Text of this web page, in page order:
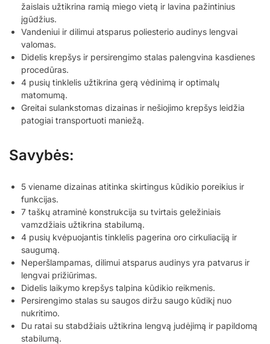
žaislais užtikrina ramią miego vietą ir lavina pažintinius
įgūdžius.
Vandeniui ir dilimui atsparus poliesterio audinys lengvai
valomas.
Didelis krepšys ir persirengimo stalas palengvina kasdienes
procedūras.
4 pusių tinklelis užtikrina gerą vėdinimą ir optimalų
matomumą.
Greitai sulankstomas dizainas ir nešiojimo krepšys leidžia
patogiai transportuoti maniežą.
Savybės:
5 viename dizainas atitinka skirtingus kūdikio poreikius ir
funkcijas.
7 taškų atraminė konstrukcija su tvirtais geležiniais
vamzdžiais užtikrina stabilumą.
4 pusių kvėpuojantis tinklelis pagerina oro cirkuliaciją ir
saugumą.
Neperšlampamas, dilimui atsparus audinys yra patvarus ir
lengvai prižiūrimas.
Didelis laikymo krepšys talpina kūdikio reikmenis.
Persirengimo stalas su saugos diržu saugo kūdikį nuo
nukritimo.
Du ratai su stabdžiais užtikrina lengvą judėjimą ir papildomą
stabilumą.